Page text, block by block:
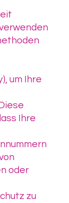
um Ihre
Ihre
oder
zu